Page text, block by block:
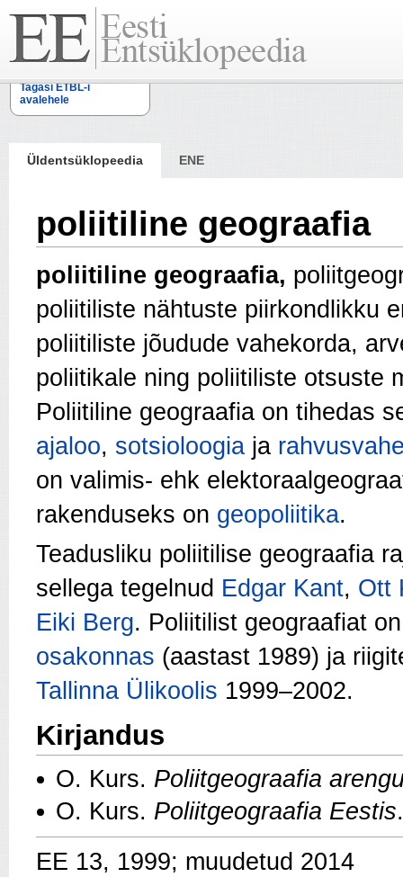
Tagasi ETBL-i
avalehele
Üldentsüklopeedia ENE
poliitiline geograafia
poliitiline geograafia,
poliitiliste nähtuste piirkondlikku
poliitiliste jõudude vahekorda,
poliitikale ning poliitiliste otsuste
Poliitiline geograafia on tihedas
ajaloo, sotsioloogia ja
on valimis- ehk
rakenduseks on geopoliitika.
Teadusliku poliitilise geograafia
sellega tegelnud Edgar Kant, Ott
Eiki Berg. Poliitilist geograafiat
osakonnas (aastast 1989) ja
Tallinna Ülikoolis 1999–2002.
Kirjandus
O. Kurs. Poliitgeograafia
O. Kurs. Poliitgeograafia Eestis
EE 13, 1999; muudetud 2014